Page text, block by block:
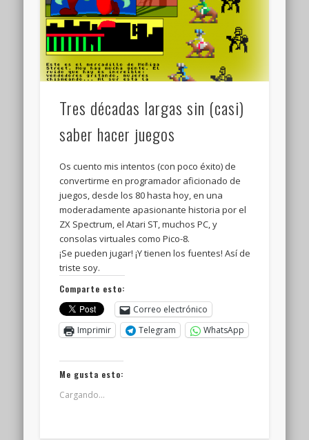
Tres décadas largas sin (casi)
saber hacer juegos
Os cuento mis intentos (con poco éxito) de
convertirme en programador aficionado de
juegos, desde los 80 hasta hoy, en una
moderadamente apasionante historia por el
ZX Spectrum, el Atari ST, muchos PC, y
consolas virtuales como Pico-8.
¡Se pueden jugar! ¡Y tienen los fuentes! Así de
triste soy.
Comparte esto:
Correo electrónico
Imprimir
Telegram WhatsApp
Me gusta esto:
Cargando...